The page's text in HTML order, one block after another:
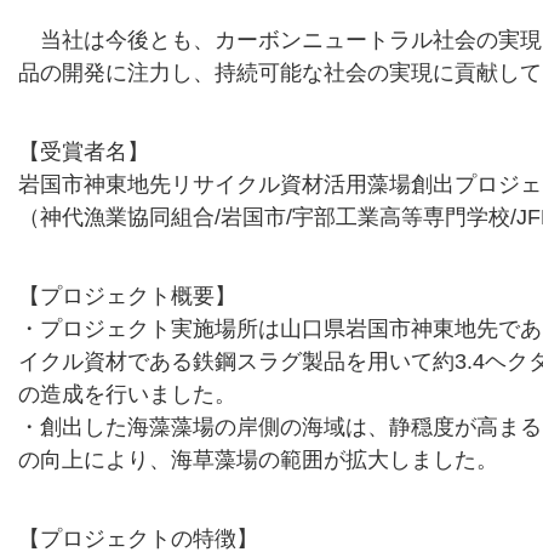
当社は今後とも、カーボンニュートラル社会の実
品の開発に注力し、持続可能な社会の実現に貢献し
【受賞者名】
岩国市神東地先リサイクル資材活用藻場創出プロジ
（神代漁業協同組合/岩国市/宇部工業高等専門学校/
【プロジェクト概要】
・プロジェクト実施場所は山口県岩国市神東地先で
イクル資材である鉄鋼スラグ製品を用いて約3.4ヘク
の造成を行いました。
・創出した海藻藻場の岸側の海域は、静穏度が高ま
の向上により、海草藻場の範囲が拡大しました。
【プロジェクトの特徴】